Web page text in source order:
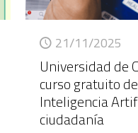
21/11/2025
Universidad de
curso gratuito
Inteligencia
ciudadanía